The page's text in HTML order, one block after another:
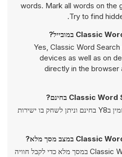
words. Mark all words on the
Try to find
Yes, Classic Word
devices as well as on
directly in the browser
כן, Classic Word Search זמין בY8 בחינם וניתן לשחק בו ישירות
כן, ניתן לשחק בClassic Word Search במסך מלא כדי לקבל חוויה